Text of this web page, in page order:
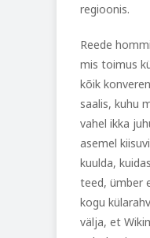
regioonis.
Reede
mis toimus
kõik
saalis, kuhu
vahel ikka
asemel
kuulda,
teed, ümber
kogu
välja, et